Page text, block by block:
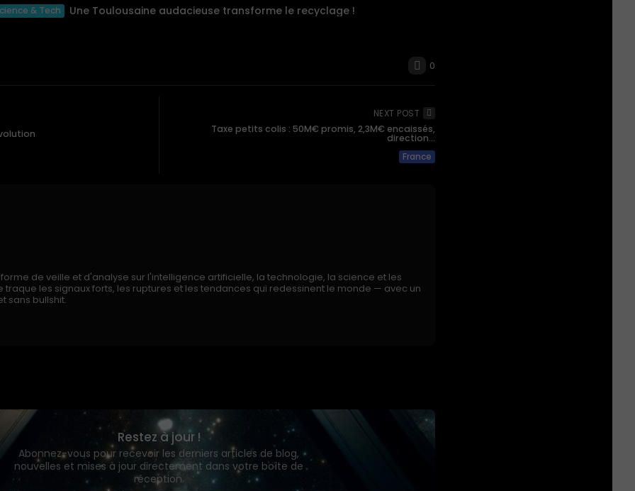
& Tech Une Toulousaine audacieuse transforme le recyclage !
0
NEXT POST
Taxe petits colis : 50M€ promis, 2,3M€ encaissés,
direction...
France
de veille et d'analyse sur l'intelligence artificielle, la technologie, la science et les
traque les signaux forts, les ruptures et les tendances qui redessinent le monde — avec un
sans bullshit.
Restez à jour !
Abonnez-vous pour recevoir les derniers articles de blog,
nouvelles et mises à jour directement dans votre boîte de
réception.